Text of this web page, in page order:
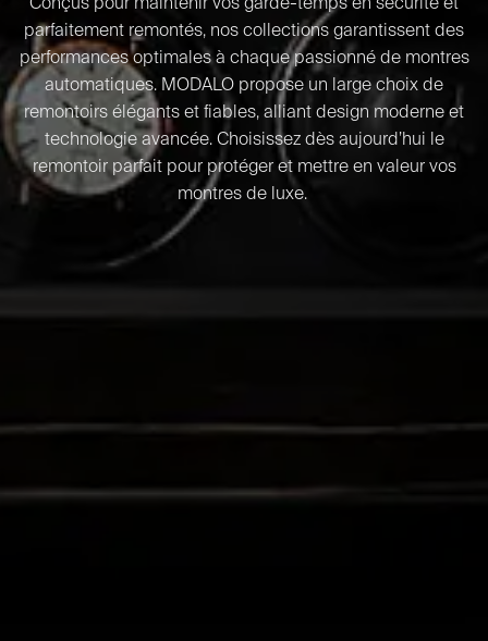
parfaitement remontés, nos collections garantissent des
performances optimales à chaque passionné de montres
automatiques. MODALO propose un large choix de
remontoirs élégants et fiables, alliant design moderne et
technologie avancée. Choisissez dès aujourd’hui le
remontoir parfait pour protéger et mettre en valeur vos
montres de luxe.